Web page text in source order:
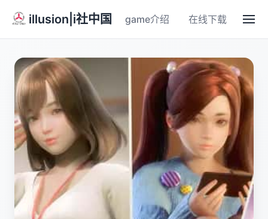
illusion|i社中国 game介绍 在线下载